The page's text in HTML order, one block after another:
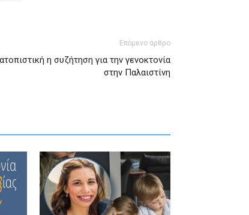
Επόμενο άρθρο
η συζήτηση για την γενοκτονία
στην Παλαιστίνη